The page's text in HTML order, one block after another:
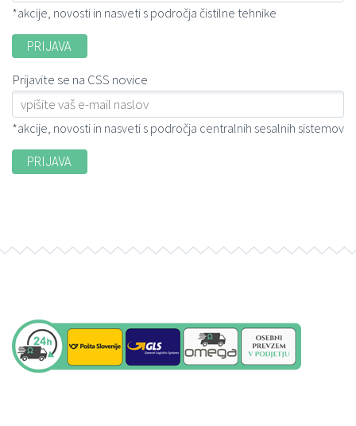
*akcije, novosti in nasveti s področja čistilne tehnike
Prijavite se na CSS novice
*akcije, novosti in nasveti s področja centralnih sesalnih sistemov